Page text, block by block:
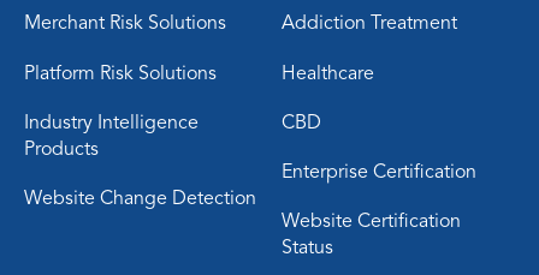
Merchant Risk Solutions
Platform Risk Solutions
Industry Intelligence
Products
Website Change Detection
Addiction Treatment
Healthcare
CBD
Enterprise Certification
Website Certification
Status